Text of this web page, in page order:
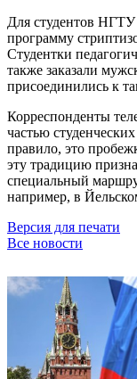
Для студентов
программу
Студентки
также заказали
присоединились к
Корреспонденты
частью
правило, это
эту традицию
специальный
например, в
Версия для печати
Все новости